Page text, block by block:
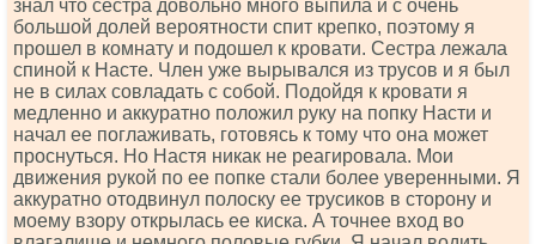
знал что сестра довольно много выпила и с очень
большой долей вероятности спит крепко, поэтому я
прошел в комнату и подошел к кровати. Сестра лежала
спиной к Насте. Член уже вырывался из трусов и я был
не в силах совладать с собой. Подойдя к кровати я
медленно и аккуратно положил руку на попку Насти и
начал ее поглаживать, готовясь к тому что она может
проснуться. Но Настя никак не реагировала. Мои
движения рукой по ее попке стали более уверенными. Я
аккуратно отодвинул полоску ее трусиков в сторону и
моему взору открылась ее киска. А точнее вход во